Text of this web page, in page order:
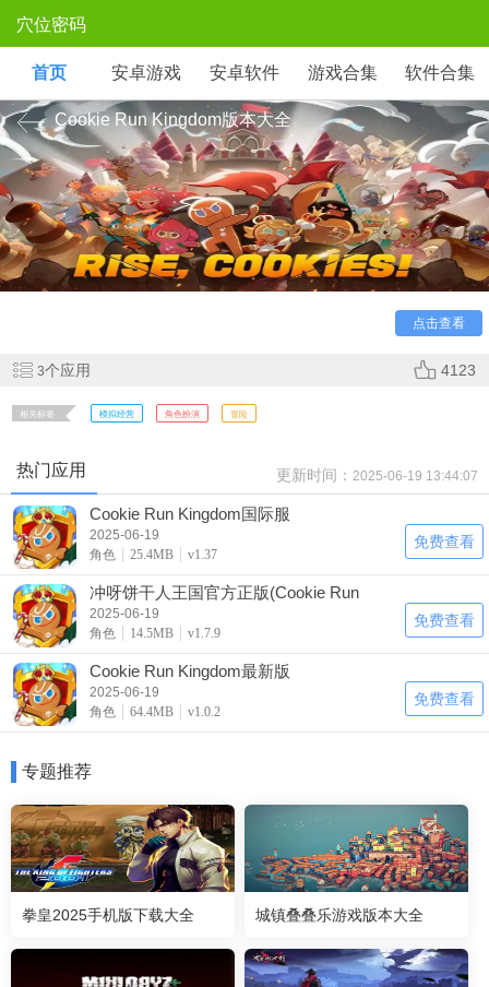
穴位密码
首页 安卓游戏 安卓软件 游戏合集 软件合集
Cookie Run Kingdom版本大全
点击查看
理，打造美味奇幻世界。
3个应用 4123
相关标签 模拟经营 角色扮演 冒险
热门应用 更新时间： 2025-06-19 13:44:07
Cookie Run Kingdom国际服
2025-06-19
角色
25.4MB v1.37
免费查看
冲呀饼干人王国官方正版(Cookie Run
Kingdom)
2025-06-19
角色
14.5MB v1.7.9
免费查看
Cookie Run Kingdom最新版
2025-06-19
角色
64.4MB v1.0.2
免费查看
专题推荐
拳皇2025手机版下载大全 城镇叠叠乐游戏版本大全